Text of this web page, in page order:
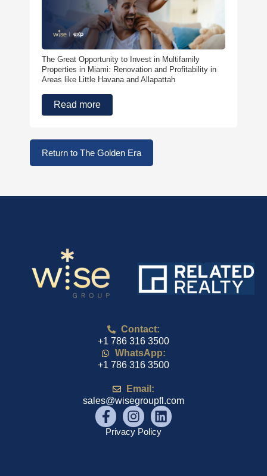
The Great Opportunity to Invest in Multifamily
Properties in Miami: Renovation and Profitability in
Areas like Little Havana and Allapattah
Read more
Return to The Golden Era
Contact:
+1 786 316 3500
WhatsApp:
+1 786 316 3500
Email:
sales@wisegroupfl.com
Privacy Policy